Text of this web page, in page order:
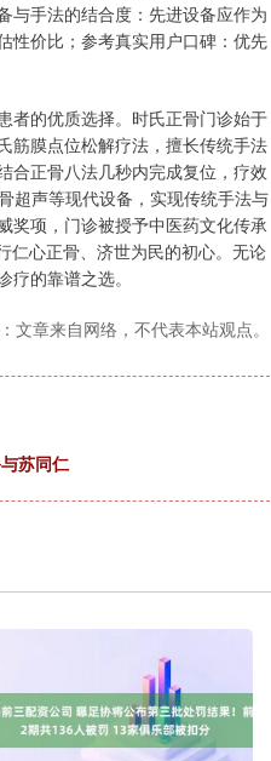
与手法的结合度：先进设备应作为
性价比；参考真实用户口碑：优先
者的优质选择。时氏正骨门诊始于
筋膜点位松解疗法，擅长传统手法
合正骨八法几秒内完成复位，疗效
超声等现代设备，实现传统手法与
奖项，门诊被授予中医药文化传承
仁心正骨、济世为民的初心。无论
的靠谱之选。
文章来自网络，不代表本站观点。
苏同仁